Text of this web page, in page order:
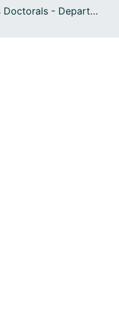
per tot el DD
Tesis Doctorals - Departament - Cristal·lografia, Mineralogia i Dipòsits Minerals